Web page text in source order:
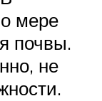
мере
почвы.
не